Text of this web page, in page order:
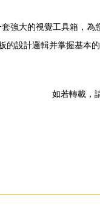
強大的視覺工具箱，
的設計邏輯并掌握基本
如若轉載，